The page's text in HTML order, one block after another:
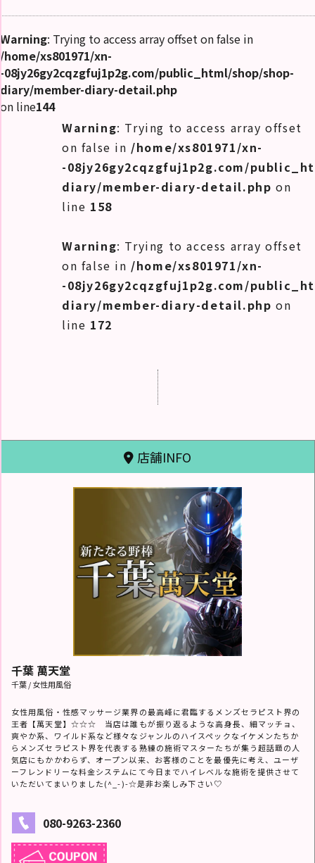
Warning: Trying to access array offset on false in
/home/xs801971/xn-
-08jy26gy2cqzgfuj1p2g.com/public_html/shop/shop-
diary/member-diary-detail.php
on line144
Warning: Trying to access array offset
on false in /home/xs801971/xn-
-08jy26gy2cqzgfuj1p2g.com/
diary/member-diary-detail.php on
line 158
Warning: Trying to access array offset
on false in /home/xs801971/xn-
-08jy26gy2cqzgfuj1p2g.com/
diary/member-diary-detail.php on
line 172
店舗INFO
千葉 萬天堂
千葉 / 女性用風俗
女性用風俗・性感マッサージ業界の最高峰に君臨するメンズセラピスト界の
王者【萬天堂】☆☆☆ 当店は誰もが振り返るような高身長、細マッチョ、
爽やか系、ワイルド系など様々なジャンルのハイスペックなイケメンたちか
らメンズセラピスト界を代表する熟練の施術マスターたちが集う超話題の人
気店にもかかわらず、オープン以来、お客様のことを最優先に考え、ユーザ
ーフレンドリーな料金システムにて今日までハイレベルな施術を提供させて
いただいてまいりました(^_-)-☆是非お楽しみ下さい♡
080-9263-2360
風
料
体
験
女
風
コ
ラ